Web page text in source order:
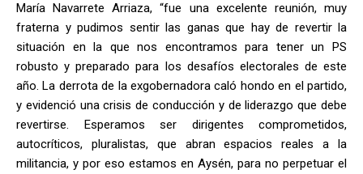
María Navarrete Arriaza, “fue una excelente reunión, muy
fraterna y pudimos sentir las ganas que hay de revertir la
situación en la que nos encontramos para tener un PS
robusto y preparado para los desafíos electorales de este
año. La derrota de la exgobernadora caló hondo en el partido,
y evidenció una crisis de conducción y de liderazgo que debe
revertirse. Esperamos ser dirigentes comprometidos,
autocríticos, pluralistas, que abran espacios reales a la
militancia, y por eso estamos en Aysén, para no perpetuar el